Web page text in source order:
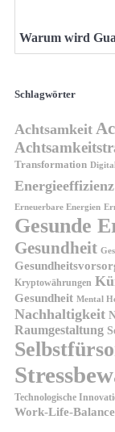
Warum wird
Schlagwörter
Achtsamkeit
Transformation
Energieeffizienz
Erneuerbare Energien
Gesunde
Gesundheit
Kryptowährungen
Gesundheit Mental
Nachhaltigkeit
Raumgestaltung
Technologische
Work-Life-Balance